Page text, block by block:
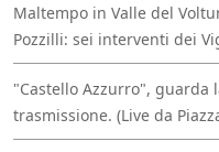
Maltempo in Valle del
Pozzilli: sei interventi dei
"Castello Azzurro",
trasmissione. (Live da